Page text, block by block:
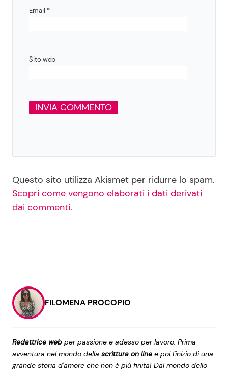
Email *
Sito web
Questo sito utilizza Akismet per ridurre lo spam.
Scopri come vengono elaborati i dati derivati
dai commenti.
FILOMENA PROCOPIO
Redattrice web per passione e adesso per lavoro. Prima
avventura nel mondo della scrittura on line e poi l'inizio di una
grande storia d'amore che non è più finita! Dal mondo dello